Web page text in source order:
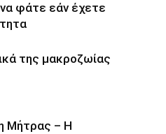
φάτε εάν έχετε
της μακροζωίας
Μήτρας – Η